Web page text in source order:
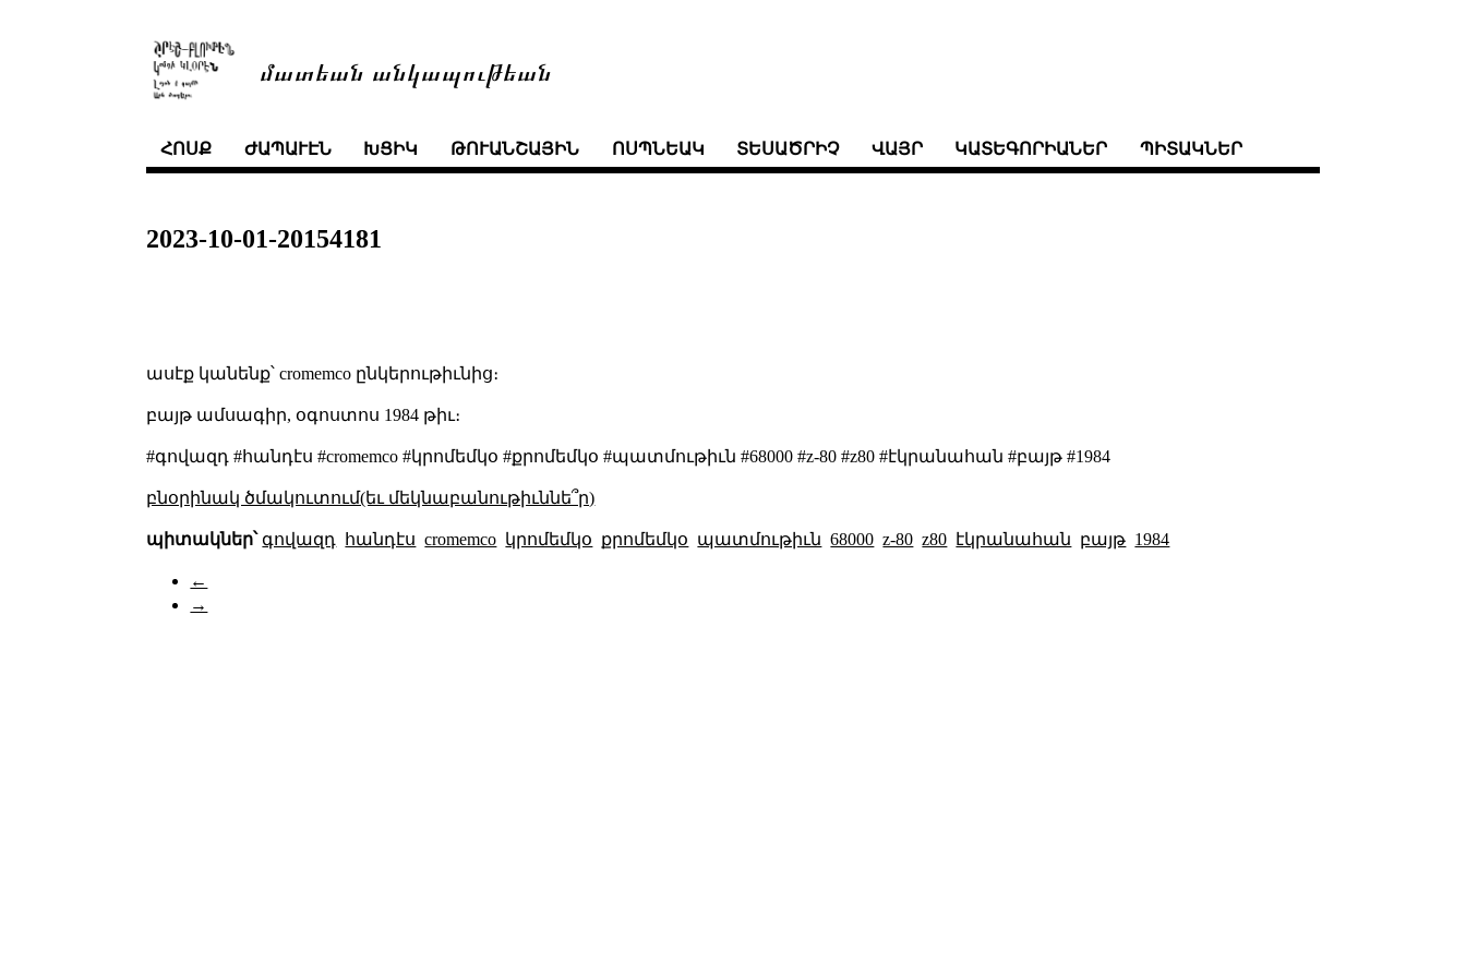
մատեան անկապութեան
ՀՈՍՔ ԺԱՊԱՒԷՆ ԽՑԻԿ ԹՈՒԱՆՇԱՅԻՆ ՈՍՊՆԵԱԿ ՏԵՍԱԾՐԻՉ ՎԱՅՐ ԿԱՏԵԳՈՐԻԱՆԵՐ ՊԻՏԱԿՆԵՐ
2023-10-01-20154181
ասէք կանենք՝ cromemco ընկերութիւնից։
բայթ ամսագիր, օգոստոս 1984 թիւ։
#գովազդ #հանդէս #cromemco #կրոմեմկօ #քրոմեմկօ #պատմութիւն #68000 #z-80 #z80 #էկրանահան #բայթ #1984
բնօրինակ ծմակուտում(եւ մեկնաբանութիւննե՞ր)
պիտակներ՝ գովազդ հանդէս cromemco կրոմեմկօ քրոմեմկօ պատմութիւն 68000 z-80 z80 էկրանահան բայթ 1984
←
→